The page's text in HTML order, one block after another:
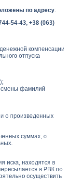
по адресу:
54-43, +38 (063)
компенсации
отпуска
смены фамилий
о произведенных
суммах, о
иска, находятся в
в РВК по
осуществить